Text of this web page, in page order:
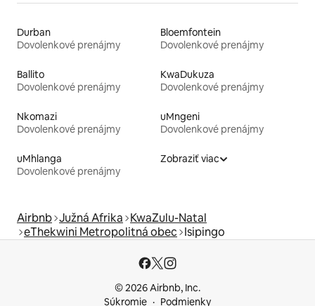
Durban
Dovolenkové prenájmy
Bloemfontein
Dovolenkové prenájmy
Ballito
Dovolenkové prenájmy
KwaDukuza
Dovolenkové prenájmy
Nkomazi
Dovolenkové prenájmy
uMngeni
Dovolenkové prenájmy
uMhlanga
Dovolenkové prenájmy
Zobraziť viac
Airbnb Južná Afrika KwaZulu-Natal
eThekwini Metropolitná obec Isipingo
© 2026 Airbnb, Inc.
Súkromie
Podmienky